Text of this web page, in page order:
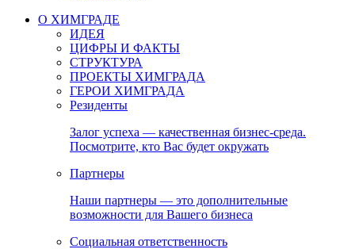
О ХИМГРАДЕ
ИДЕЯ
ЦИФРЫ И ФАКТЫ
СТРУКТУРА
ПРОЕКТЫ ХИМГРАДА
ГЕРОИ ХИМГРАДА
Резиденты
Залог успеха — качественная бизнес-среда.
Посмотрите, кто Вас будет окружать
Партнеры
Наши партнеры — это дополнительные
возможности для Вашего бизнеса
Социальная ответственность